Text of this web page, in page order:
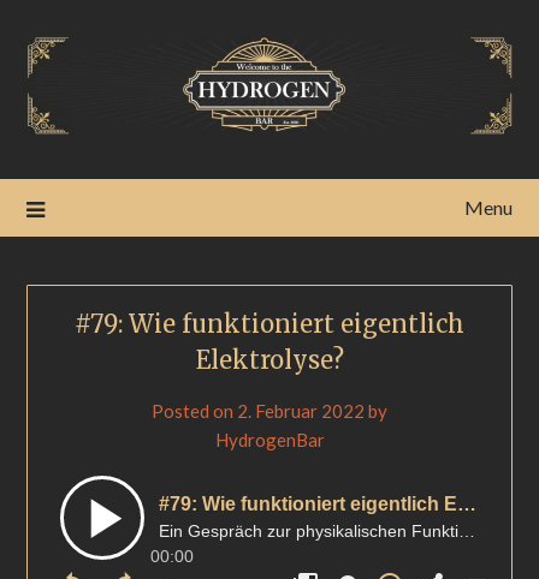
Menu
#79: Wie funktioniert eigentlich
Elektrolyse?
Posted on 2. Februar 2022 by
HydrogenBar